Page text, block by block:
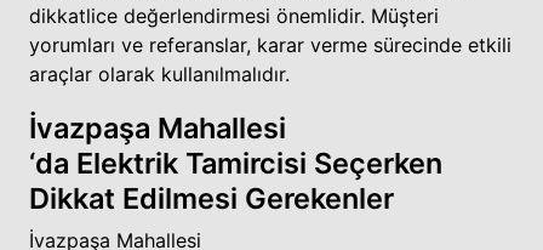
dikkatlice değerlendirmesi önemlidir. Müşteri
yorumları ve referanslar, karar verme sürecinde etkili
araçlar olarak kullanılmalıdır.
İvazpaşa Mahallesi
‘da Elektrik Tamircisi Seçerken
Dikkat Edilmesi Gerekenler
İvazpaşa Mahallesi